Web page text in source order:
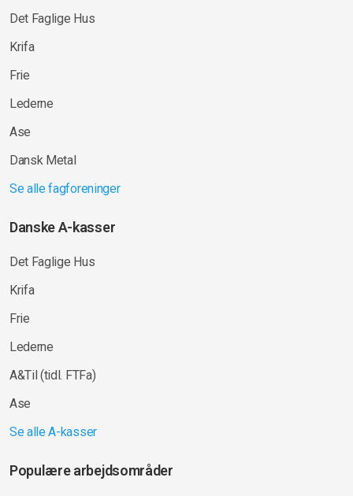
Det Faglige Hus
Krifa
Frie
Lederne
Ase
Dansk Metal
Se alle fagforeninger
Danske A-kasser
Det Faglige Hus
Krifa
Frie
Lederne
A&Til (tidl. FTFa)
Ase
Se alle A-kasser
Populære arbejdsområder